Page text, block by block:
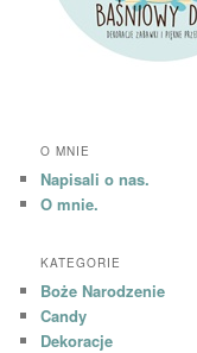
O MNIE
Napisali o nas.
O mnie.
KATEGORIE
Boże Narodzenie
Candy
Dekoracje